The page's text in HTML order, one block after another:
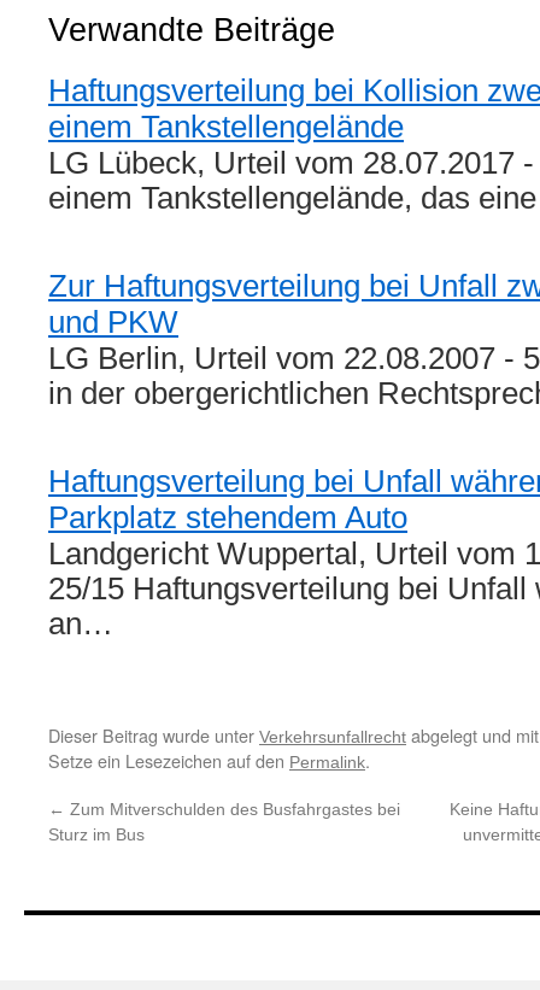
Verwandte Beiträge
Haftungsverteilung bei Kollision
einem Tankstellengelände
LG Lübeck, Urteil vom 28.07.2017
einem Tankstellengelände, das
Zur Haftungsverteilung bei Unfall
und PKW
LG Berlin, Urteil vom 22.08.2007 -
in der obergerichtlichen
Haftungsverteilung bei Unfall
Parkplatz stehendem Auto
Landgericht Wuppertal, Urteil vom
25/15 Haftungsverteilung bei Unfall
an…
Dieser Beitrag wurde unter Verkehrsunfallrecht abgelegt und
Setze ein Lesezeichen auf den Permalink.
← Zum Mitverschulden des Busfahrgastes bei
Sturz im Bus
Keine